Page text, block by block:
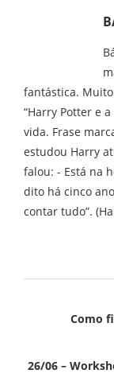
fantástica.
“Harry Potter e
vida. Frase
estudou Harry
falou: - Está na
dito há cinco
contar tudo”.
Como
26/06 –